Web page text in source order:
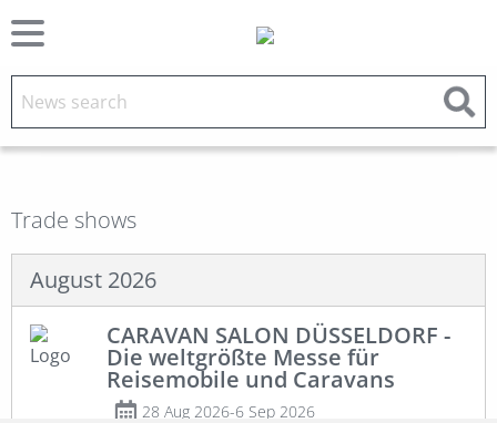
Trade shows
August 2026
CARAVAN SALON DÜSSELDORF -
Die weltgrößte Messe für
Reisemobile und Caravans
28 Aug 2026-6 Sep 2026